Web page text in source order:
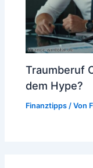
Traumberuf
dem Hype?
Finanztipps / Von